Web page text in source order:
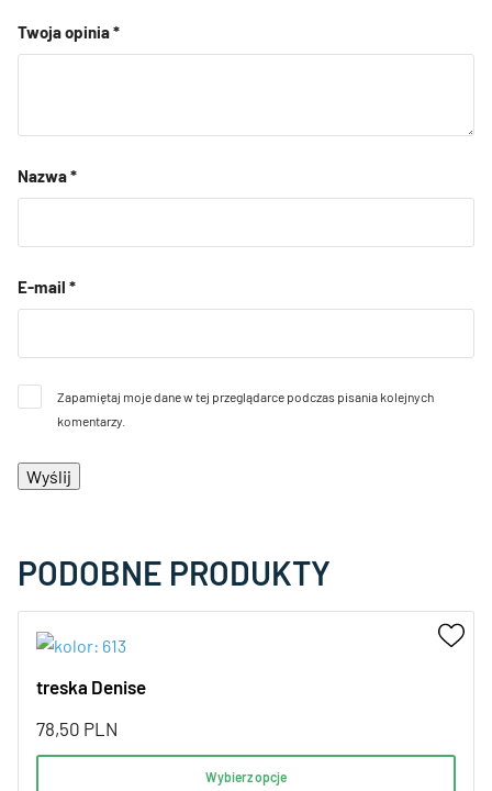
Twoja opinia*
Nazwa*
E-mail *
Zapamiętaj moje dane w tej przeglądarce podczas pisania kolejnych
komentarzy.
PODOBNE PRODUKTY
treska Denise
78,50 PLN
Wybierz opcje